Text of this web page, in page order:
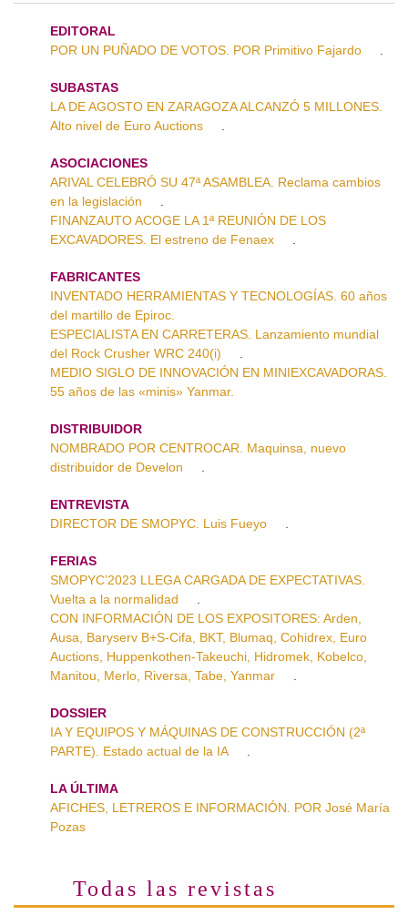
EDITORAL
POR UN PUÑADO DE VOTOS. POR Primitivo Fajardo
SUBASTAS
LA DE AGOSTO EN ZARAGOZA ALCANZÓ 5 MILLONES.
Alto nivel de Euro Auctions
ASOCIACIONES
ARIVAL CELEBRÓ SU 47ª ASAMBLEA. Reclama cambios
en la legislación
FINANZAUTO ACOGE LA 1ª REUNIÓN DE LOS
EXCAVADORES. El estreno de Fenaex
FABRICANTES
INVENTADO HERRAMIENTAS Y TECNOLOGÍAS. 60 años
del martillo de Epiroc.
ESPECIALISTA EN CARRETERAS. Lanzamiento mundial
del Rock Crusher WRC 240(i)
MEDIO SIGLO DE INNOVACIÓN EN MINIEXCAVADORAS.
55 años de las «minis» Yanmar.
DISTRIBUIDOR
NOMBRADO POR CENTROCAR. Maquinsa, nuevo
distribuidor de Develon
ENTREVISTA
DIRECTOR DE SMOPYC. Luis Fueyo
FERIAS
SMOPYC’2023 LLEGA CARGADA DE EXPECTATIVAS.
Vuelta a la normalidad
CON INFORMACIÓN DE LOS EXPOSITORES: Arden,
Ausa, Baryserv B+S-Cifa, BKT, Blumaq, Cohidrex, Euro
Auctions, Huppenkothen-Takeuchi, Hidromek, Kobelco,
Manitou, Merlo, Riversa, Tabe, Yanmar
DOSSIER
IA Y EQUIPOS Y MÁQUINAS DE CONSTRUCCIÓN (2ª
PARTE). Estado actual de la IA
LA ÚLTIMA
AFICHES, LETREROS E INFORMACIÓN. POR José María
Pozas
Todas las revistas